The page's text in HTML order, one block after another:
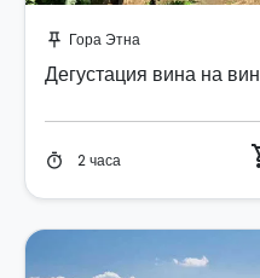
push_pin Гора Этна
Дегустация вина на
timer 2 часа